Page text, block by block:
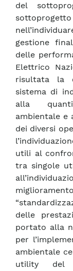
del
gestione
delle
Elettrico
risultata la
sistema di
alla
ambientale e
dei diversi
utili al
tra singole
delle
portato alla
per
ambientale
utility del